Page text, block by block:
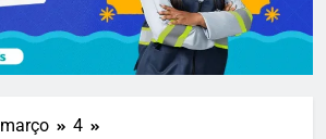
março
4